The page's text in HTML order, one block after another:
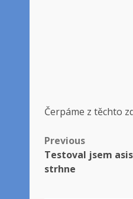
Čerpáme z těchto
Post
navigation
Previous
Testoval jsem
strhne